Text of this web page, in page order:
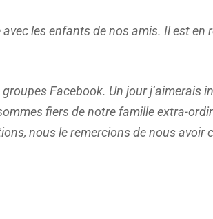
les enfants de nos amis. Il est en
Facebook. Un jour j’aimerais
fiers de notre famille extra-
nous le remercions de nous avoir